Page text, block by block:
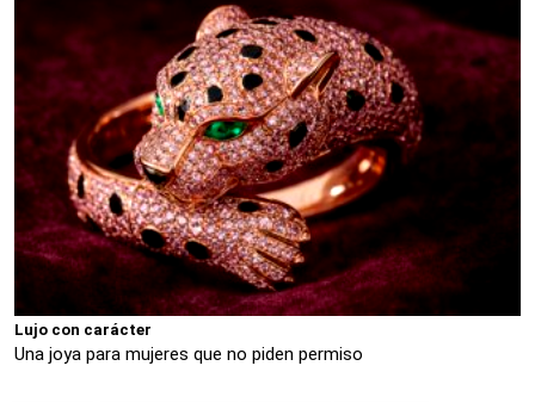
Lujo con carácter
Una joya para mujeres que no piden permiso